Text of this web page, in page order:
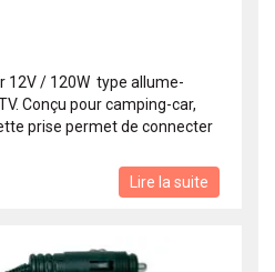
12V / 120W type allume-
Conçu pour camping-car,
prise permet de connecter
Lire la suite